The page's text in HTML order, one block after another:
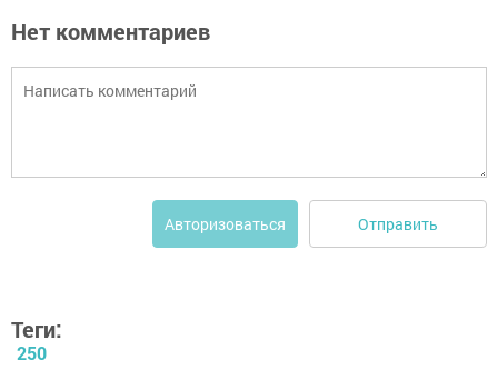
Нет комментариев
Авторизоваться Отправить
Теги:
250